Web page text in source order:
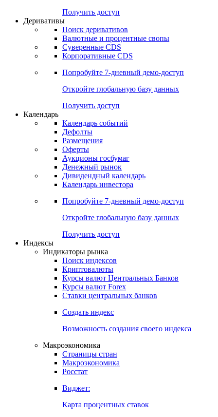
Получить доступ
Деривативы
Поиск деривативов
Валютные и процентные свопы
Суверенные CDS
Корпоративные CDS
Попробуйте 7-дневный демо-доступ
Откройте глобальную базу данных
Получить доступ
Календарь
Календарь событий
Дефолты
Размещения
Оферты
Аукционы госбумаг
Денежный рынок
Дивидендный календарь
Календарь инвестора
Попробуйте 7-дневный демо-доступ
Откройте глобальную базу данных
Получить доступ
Индексы
Индикаторы рынка
Поиск индексов
Криптовалюты
Курсы валют Центральных Банков
Курсы валют Forex
Ставки центральных банков
Создать индекс
Возможность создания своего индекса
Макроэкономика
Страницы стран
Макроэкономика
Росстат
Виджет:
Карта процентных ставок